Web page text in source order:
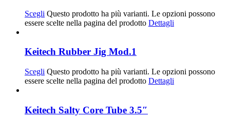
Scegli Questo prodotto ha più varianti. Le opzioni possono
essere scelte nella pagina del prodotto Dettagli
Keitech Rubber Jig Mod.1
Scegli Questo prodotto ha più varianti. Le opzioni possono
essere scelte nella pagina del prodotto Dettagli
Keitech Salty Core Tube 3.5″